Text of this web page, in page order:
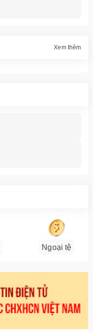
Xem thêm
Ngoại tệ